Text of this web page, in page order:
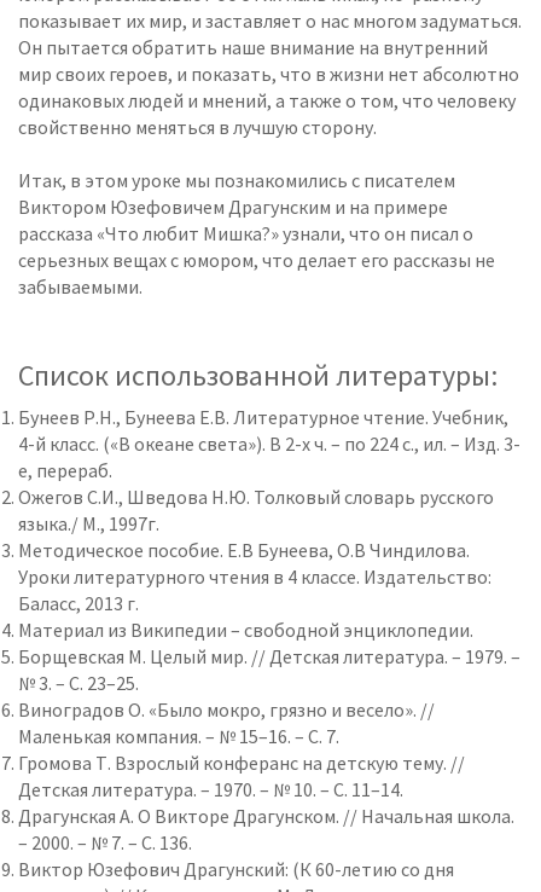
показывает их мир, и заставляет о нас многом задуматься.
Он пытается обратить наше внимание на внутренний
мир своих героев, и показать, что в жизни нет абсолютно
одинаковых людей и мнений, а также о том, что человеку
свойственно меняться в лучшую сторону.
Итак, в этом уроке мы познакомились с писателем
Виктором Юзефовичем Драгунским и на примере
рассказа «Что любит Мишка?» узнали, что он писал о
серьезных вещах с юмором, что делает его рассказы не
забываемыми.
Список использованной литературы:
Бунеев Р.Н., Бунеева Е.В. Литературное чтение. Учебник,
4-й класс. («В океане света»). В 2-х ч. – по 224 с., ил. – Изд. 3-
е, перераб.
Ожегов С.И., Шведова Н.Ю. Толковый словарь русского
языка./ М., 1997г.
Методическое пособие. Е.В Бунеева, О.В Чиндилова.
Уроки литературного чтения в 4 классе. Издательство:
Баласс, 2013 г.
Материал из Википедии – свободной энциклопедии.
Борщевская М. Целый мир. // Детская литература. – 1979. –
№ 3. – С. 23–25.
Виноградов О. «Было мокро, грязно и весело». //
Маленькая компания. – № 15–16. – С. 7.
Громова Т. Взрослый конферанс на детскую тему. //
Детская литература. – 1970. – № 10. – С. 11–14.
Драгунская А. О Викторе Драгунском. // Начальная школа.
– 2000. – № 7. – С. 136.
Виктор Юзефович Драгунский: (К 60-летию со дня